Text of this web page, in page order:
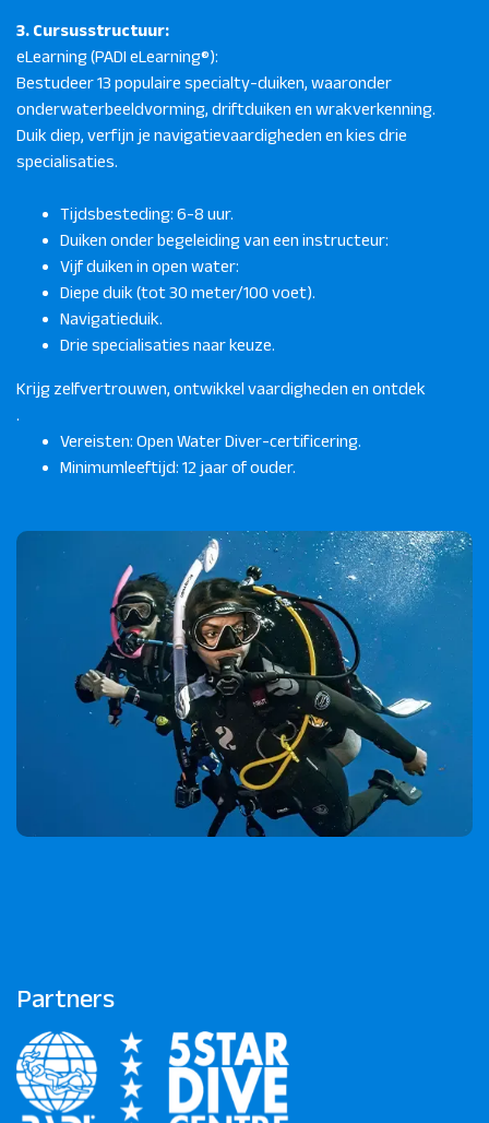
3. Cursusstructuur:
eLearning (PADI eLearning®):
Bestudeer 13 populaire specialty-duiken, waaronder
onderwaterbeeldvorming, driftduiken en wrakverkenning.
Duik diep, verfijn je navigatievaardigheden en kies drie
specialisaties.
Tijdsbesteding: 6-8 uur.
Duiken onder begeleiding van een instructeur:
Vijf duiken in open water:
Diepe duik (tot 30 meter/100 voet).
Navigatieduik.
Drie specialisaties naar keuze.
Krijg zelfvertrouwen, ontwikkel vaardigheden en ontdek
.
Vereisten: Open Water Diver-certificering.
Minimumleeftijd: 12 jaar of ouder.
Partners